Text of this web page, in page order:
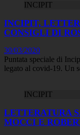
INCIPIT
INCIPIT,
CONSIGLI DI
30/03/2020
Puntata speciale di
legato al covid-19. Un
INCIPIT
LETTERATURA
MOCCI E